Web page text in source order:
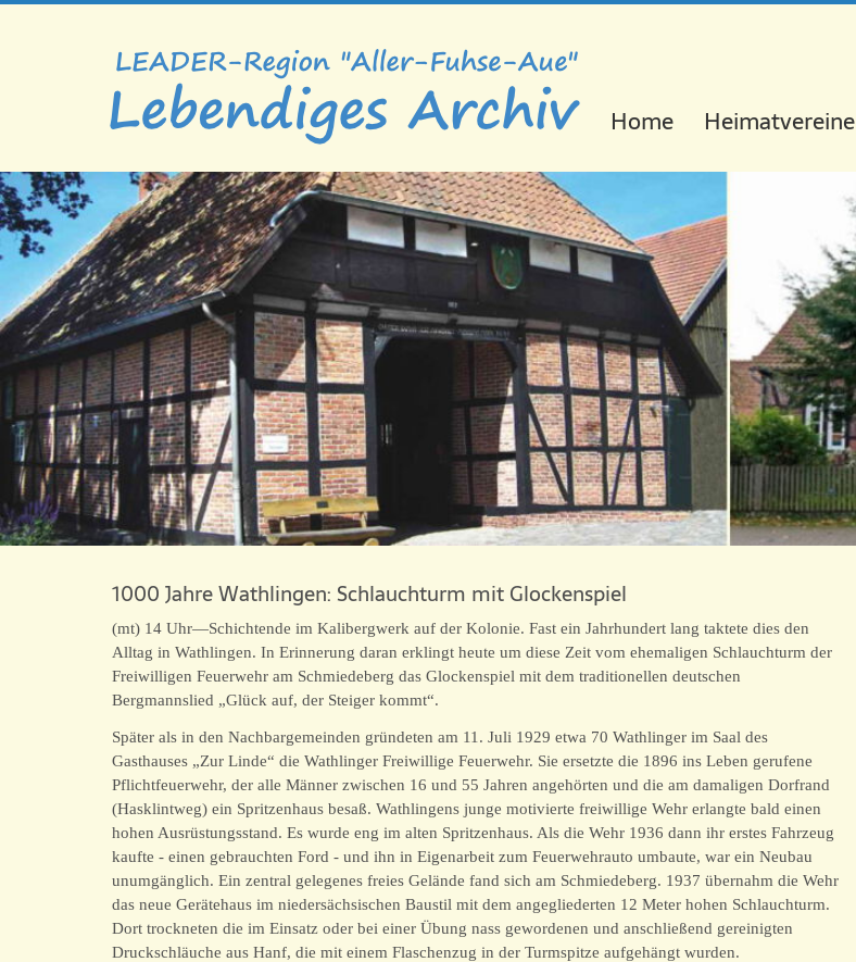
Navigation
Home Heimatvereine
1000 Jahre Wathlingen: Schlauchturm mit Glockenspiel
(mt) 14 Uhr—Schichtende im Kalibergwerk auf der Kolonie. Fast ein Jahrhundert lang taktete dies den
Alltag in Wathlingen. In Erinnerung daran erklingt heute um diese Zeit vom ehemaligen Schlauchturm der
Freiwilligen Feuerwehr am Schmiedeberg das Glockenspiel mit dem traditionellen deutschen
Bergmannslied „Glück auf, der Steiger kommt“.
Später als in den Nachbargemeinden gründeten am 11. Juli 1929 etwa 70 Wathlinger im Saal des
Gasthauses „Zur Linde“ die Wathlinger Freiwillige Feuerwehr. Sie ersetzte die 1896 ins Leben gerufene
Pflichtfeuerwehr, der alle Männer zwischen 16 und 55 Jahren angehörten und die am damaligen Dorfrand
(Hasklintweg) ein Spritzenhaus besaß. Wathlingens junge motivierte freiwillige Wehr erlangte bald einen
hohen Ausrüstungsstand. Es wurde eng im alten Spritzenhaus. Als die Wehr 1936 dann ihr erstes Fahrzeug
kaufte - einen gebrauchten Ford - und ihn in Eigenarbeit zum Feuerwehrauto umbaute, war ein Neubau
unumgänglich. Ein zentral gelegenes freies Gelände fand sich am Schmiedeberg. 1937 übernahm die Wehr
das neue Gerätehaus im niedersächsischen Baustil mit dem angegliederten 12 Meter hohen Schlauchturm.
Dort trockneten die im Einsatz oder bei einer Übung nass gewordenen und anschließend gereinigten
Druckschläuche aus Hanf, die mit einem Flaschenzug in der Turmspitze aufgehängt wurden.